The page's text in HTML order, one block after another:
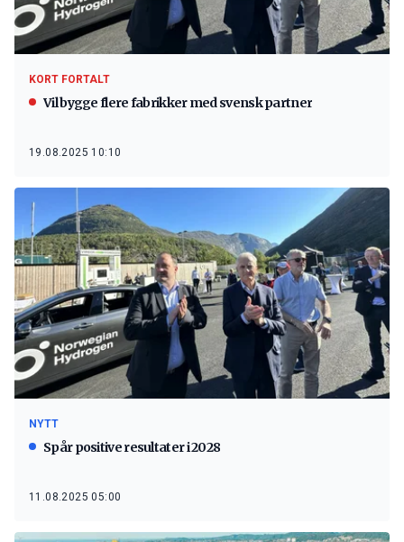
KORT FORTALT
Vil bygge flere fabrikker med svensk partner
19.08.2025 10:10
NYTT
Spår positive resultater i 2028
11.08.2025 05:00